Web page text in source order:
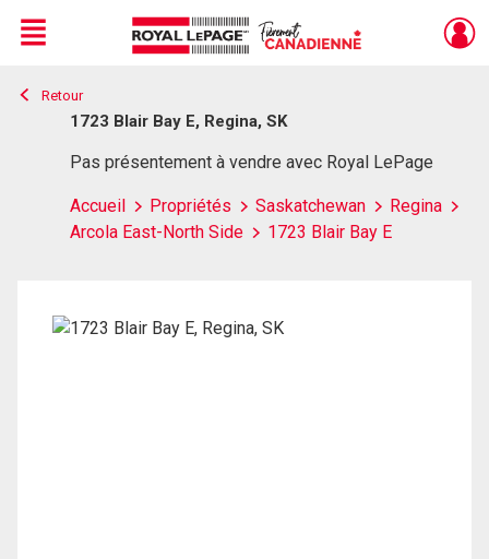
Live
En Direct
Menu
Retour
1723 Blair Bay E, Regina, SK
Pas présentement à vendre avec Royal LePage
Accueil Propriétés Saskatchewan
Regina
Arcola East-North Side
1723 Blair Bay E